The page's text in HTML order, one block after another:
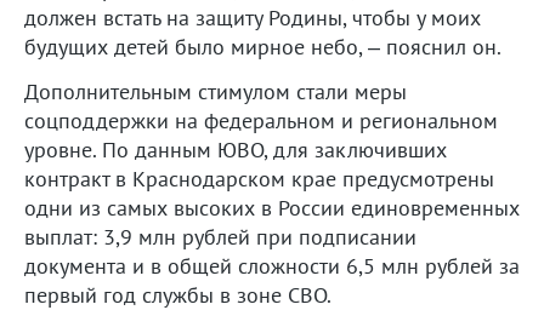
должен встать на защиту Родины, чтобы у моих
будущих детей было мирное небо, – пояснил он.
Дополнительным стимулом стали меры
соцподдержки на федеральном и региональном
уровне. По данным ЮВО, для заключивших
контракт в Краснодарском крае предусмотрены
одни из самых высоких в России единовременных
выплат: 3,9 млн рублей при подписании
документа и в общей сложности 6,5 млн рублей за
первый год службы в зоне СВО.